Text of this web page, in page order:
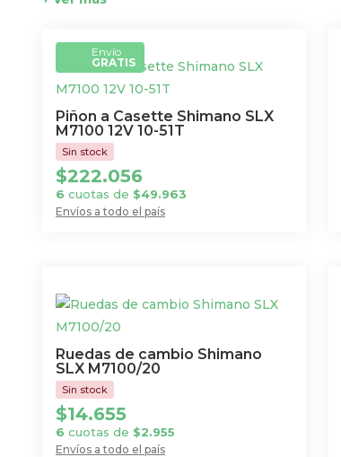
Piñon a Casette Shimano SLX
M7100 12V 10-51T
Envío
GRATIS
Envíos a todo el país
$222.056
6 cuotas de $49.963
Ruedas de cambio Shimano
SLX M7100/20
Envíos a todo el país
$14.655
6 cuotas de $2.955